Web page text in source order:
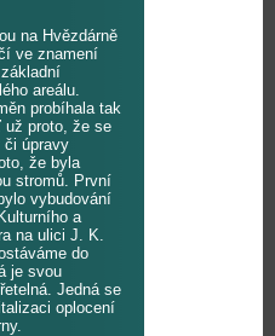
na Hvězdárně
ve znamení
areálu.
probíhala tak
proto, že se
či úpravy
že byla
stromů. První
vybudování
a
na ulici J. K.
do
je svou
Jedná se
oplocení